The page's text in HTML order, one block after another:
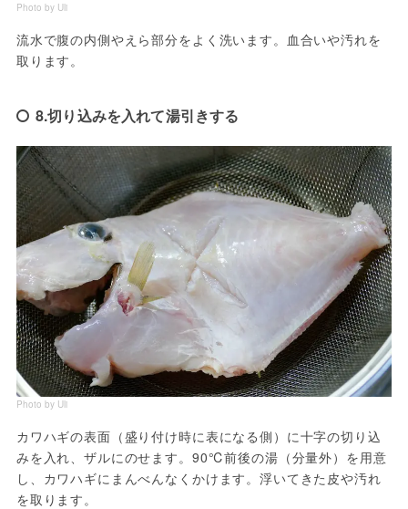
Photo by Uli
流水で腹の内側やえら部分をよく洗います。血合いや汚れを
取ります。
8.切り込みを入れて湯引きする
Photo by Uli
カワハギの表面（盛り付け時に表になる側）に十字の切り込
みを入れ、ザルにのせます。90℃前後の湯（分量外）を用意
し、カワハギにまんべんなくかけます。浮いてきた皮や汚れ
を取ります。